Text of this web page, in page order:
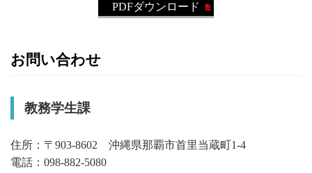
PDFダウンロード
お問い合わせ
教務学生課
住所：〒903-8602 沖縄県那覇市首里当蔵町1-4
電話：098-882-5080